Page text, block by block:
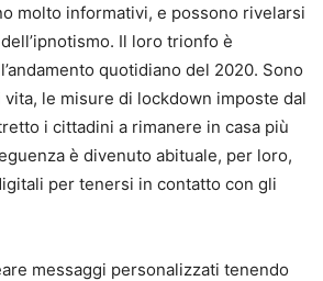
molto informativi, e possono rivelarsi
Il loro trionfo è
quotidiano del 2020. Sono
le misure di lockdown imposte dal
i cittadini a rimanere in casa più
è divenuto abituale, per loro,
per tenersi in contatto con gli
messaggi personalizzati tenendo